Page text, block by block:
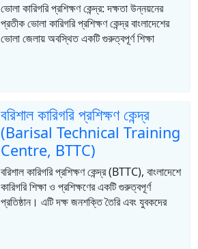
ভোলা কারিগরি প্রশিক্ষণ কেন্দ্র: দক্ষতা উন্নয়নের
প্রতীক ভোলা কারিগরি প্রশিক্ষণ কেন্দ্র বাংলাদেশের
ভোলা জেলায় অবস্থিত একটি গুরুত্বপূর্ণ শিক্ষা
বরিশাল কারিগরি প্রশিক্ষণ কেন্দ্র
(Barisal Technical Training
Centre, BTTC)
বরিশাল কারিগরি প্রশিক্ষণ কেন্দ্র (BTTC), বাংলাদেশে
কারিগরি শিক্ষা ও প্রশিক্ষণের একটি গুরুত্বপূর্ণ
প্রতিষ্ঠান। এটি দক্ষ জনশক্তি তৈরি এবং যুবকদের